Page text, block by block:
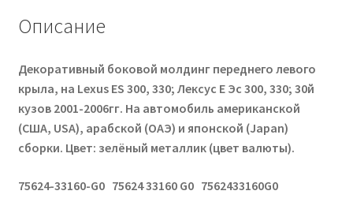
Описание
Декоративный боковой молдинг переднего левого
крыла, на Lexus ES 300, 330; Лексус Е Эс 300, 330; 30й
кузов 2001-2006гг. На автомобиль американской
(США, USA), арабской (ОАЭ) и японской (Japan)
сборки. Цвет: зелёный металлик (цвет валюты).
75624-33160-G0 75624 33160 G0 7562433160G0